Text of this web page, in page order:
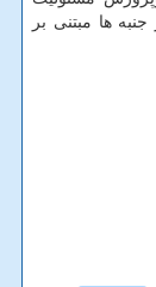
ها مبتنی بر